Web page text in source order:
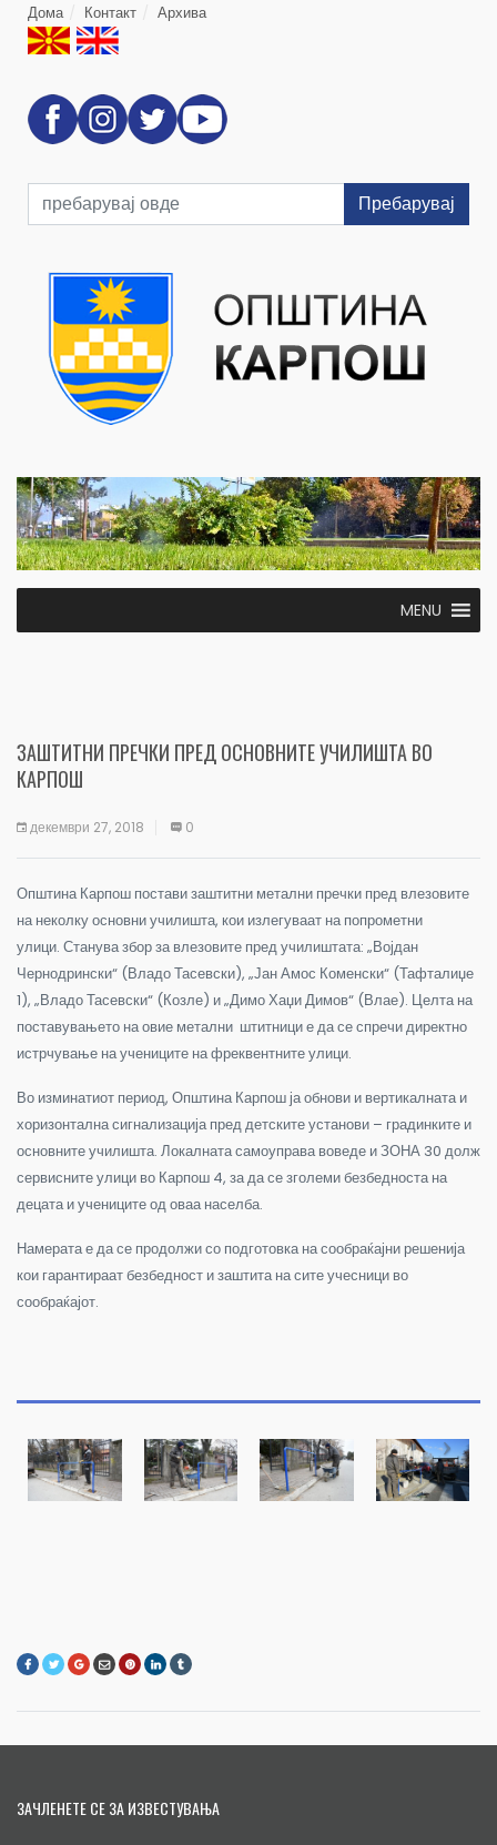
Дома Контакт Архива
Пребарувај
MENU
ЗАШТИТНИ ПРЕЧКИ ПРЕД ОСНОВНИТЕ УЧИЛИШТА ВО
КАРПОШ
декември 27, 2018 0
Општина Карпош постави заштитни метални пречки пред влезовите
на неколку основни училишта, кои излегуваат на попрометни
улици. Станува збор за влезовите пред училиштата: „Војдан
Чернодрински“ (Владо Тасевски), „Јан Амос Коменски“ (Тафталиџе
1), „Владо Тасевски“ (Козле) и „Димо Хаџи Димов“ (Влае). Целта на
поставувањето на овие метални штитници е да се спречи директно
истрчување на учениците на фреквентните улици.
Во изминатиот период, Општина Карпош ја обнови и вертикалната и
хоризонтална сигнализација пред детските установи – градинките и
основните училишта. Локалната самоуправа воведе и ЗОНА 30 долж
сервисните улици во Карпош 4, за да се зголеми безбедноста на
децата и учениците од оваа населба.
Намерата е да се продолжи со подготовка на сообраќајни решенија
кои гарантираат безбедност и заштита на сите учесници во
сообраќајот.
ЗАЧЛЕНЕТЕ СЕ ЗА ИЗВЕСТУВАЊА